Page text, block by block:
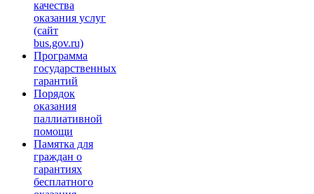
качества
оказания услуг
(сайт
bus.gov.ru)
Программа
государственных
гарантий
Порядок
оказания
паллиативной
помощи
Памятка для
граждан о
гарантиях
бесплатного